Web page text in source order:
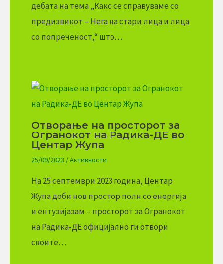
дебата на тема „Како се справуваме со
предизвикот – Нега на стари лица и лица
со попреченост,“ што…
Отворање на просторот за
Огранокот на Радика-ДЕ во
Центар Жупа
25/09/2023 /Активности
На 25 септември 2023 година, Центар
Жупа доби нов простор полн со енергија
и ентузијазам – просторот за Огранокот
на Радика-ДЕ официјално ги отвори
своите…